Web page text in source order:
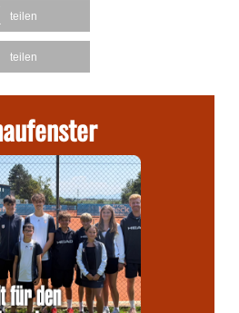
teilen
teilen